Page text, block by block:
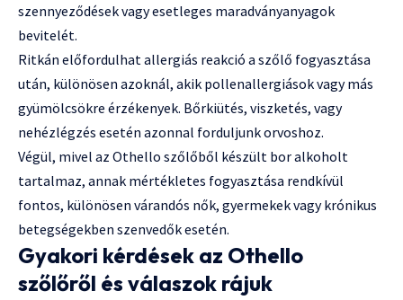
szennyeződések vagy esetleges maradványanyagok
bevitelét.
Ritkán előfordulhat allergiás reakció a szőlő fogyasztása
után, különösen azoknál, akik pollenallergiások vagy más
gyümölcsökre érzékenyek. Bőrkiütés, viszketés, vagy
nehézlégzés esetén azonnal forduljunk orvoshoz.
Végül, mivel az Othello szőlőből készült bor alkoholt
tartalmaz, annak mértékletes fogyasztása rendkívül
fontos, különösen várandós nők, gyermekek vagy krónikus
betegségekben szenvedők esetén.
Gyakori kérdések az Othello
szőlőről és válaszok rájuk